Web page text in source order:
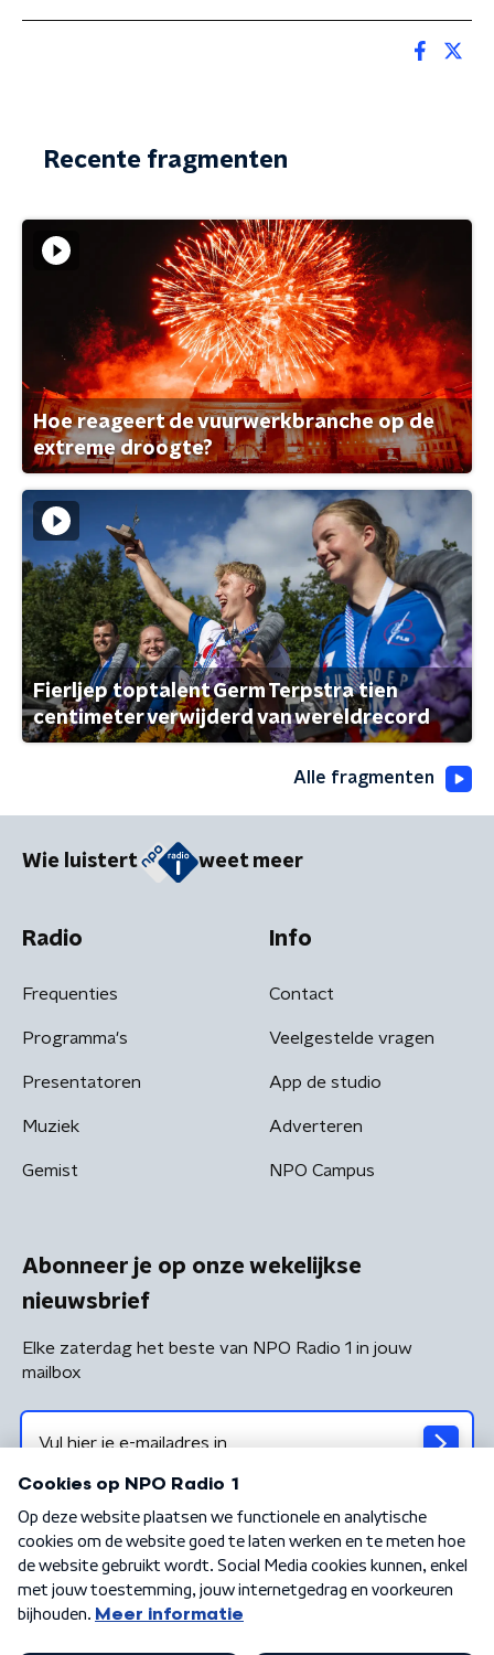
Recente fragmenten
Hoe reageert de vuurwerkbranche op de
extreme droogte?
Fierljep toptalent Germ Terpstra tien
centimeter verwijderd van wereldrecord
Alle fragmenten
Wie luistert weet meer
Radio
Frequenties
Programma's
Presentatoren
Muziek
Gemist
Info
Contact
Veelgestelde vragen
App de studio
Adverteren
NPO Campus
Abonneer je op onze wekelijkse
nieuwsbrief
Elke zaterdag het beste van NPO Radio 1 in jouw
mailbox
Algemene voorwaarden